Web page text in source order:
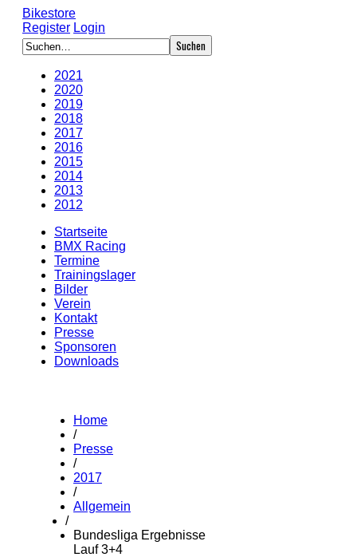
Bikestore
Register Login
2021
2020
2019
2018
2017
2016
2015
2014
2013
2012
Startseite
BMX Racing
Termine
Trainingslager
Bilder
Verein
Kontakt
Presse
Sponsoren
Downloads
Home
/
Presse
/
2017
/
Allgemein
/
Bundesliga Ergebnisse
Lauf 3+4